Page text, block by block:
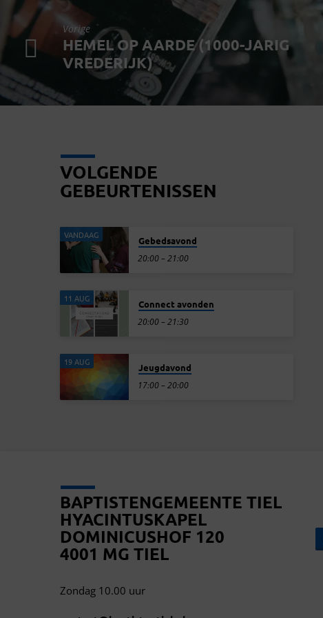
Vorige
HEMEL OP AARDE (1000-JARIG
VREDERIJK)
VOLGENDE
GEBEURTENISSEN
VANDAAG
Gebedsavond
20:00 – 21:00
11 AUG
Connect avonden
20:00 – 21:30
19 AUG
Jeugdavond
17:00 – 20:00
BAPTISTENGEMEENTE TIEL
HYACINTUSKAPEL
DOMINICUSHOF 120
4001 MG TIEL
Zondag 10.00 uur